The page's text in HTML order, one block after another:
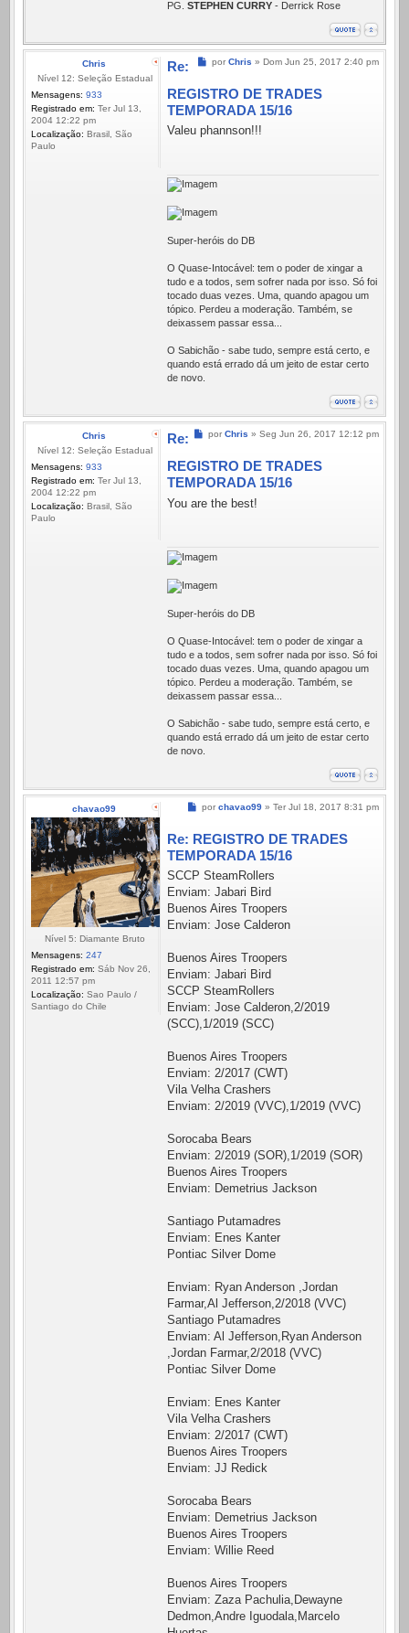
PG. STEPHEN CURRY - Derrick Rose
Chris
Nível 12: Seleção Estadual
Mensagens: 933
Registrado em: Ter Jul 13,
2004 12:22 pm
Localização: Brasil, São
Paulo
Mensagem
por Chris » Dom Jun 25, 2017 2:40 pm
Re:
REGISTRO DE TRADES
TEMPORADA 15/16
Valeu phannson!!!
Super-heróis do DB
O Quase-Intocável: tem o poder de xingar a
tudo e a todos, sem sofrer nada por isso. Só foi
tocado duas vezes. Uma, quando apagou um
tópico. Perdeu a moderação. Também, se
deixassem passar essa...
O Sabichão - sabe tudo, sempre está certo, e
quando está errado dá um jeito de estar certo
de novo.
Chris
Nível 12: Seleção Estadual
Mensagens: 933
Registrado em: Ter Jul 13,
2004 12:22 pm
Localização: Brasil, São
Paulo
Mensagem
por Chris » Seg Jun 26, 2017 12:12 pm
Re:
REGISTRO DE TRADES
TEMPORADA 15/16
You are the best!
Super-heróis do DB
O Quase-Intocável: tem o poder de xingar a
tudo e a todos, sem sofrer nada por isso. Só foi
tocado duas vezes. Uma, quando apagou um
tópico. Perdeu a moderação. Também, se
deixassem passar essa...
O Sabichão - sabe tudo, sempre está certo, e
quando está errado dá um jeito de estar certo
de novo.
chavao99
Nível 5: Diamante Bruto
Mensagens: 247
Registrado em: Sáb Nov 26,
2011 12:57 pm
Localização: Sao Paulo /
Santiago do Chile
Mensagem
por chavao99 » Ter Jul 18, 2017 8:31 pm
Re: REGISTRO DE TRADES
TEMPORADA 15/16
SCCP SteamRollers
Enviam: Jabari Bird
Buenos Aires Troopers
Enviam: Jose Calderon
Buenos Aires Troopers
Enviam: Jabari Bird
SCCP SteamRollers
Enviam: Jose Calderon,2/2019
(SCC),1/2019 (SCC)
Buenos Aires Troopers
Enviam: 2/2017 (CWT)
Vila Velha Crashers
Enviam: 2/2019 (VVC),1/2019 (VVC)
Sorocaba Bears
Enviam: 2/2019 (SOR),1/2019 (SOR)
Buenos Aires Troopers
Enviam: Demetrius Jackson
Santiago Putamadres
Enviam: Enes Kanter
Pontiac Silver Dome
Enviam: Ryan Anderson ,Jordan
Farmar,Al Jefferson,2/2018 (VVC)
Santiago Putamadres
Enviam: Al Jefferson,Ryan Anderson
,Jordan Farmar,2/2018 (VVC)
Pontiac Silver Dome
Enviam: Enes Kanter
Vila Velha Crashers
Enviam: 2/2017 (CWT)
Buenos Aires Troopers
Enviam: JJ Redick
Sorocaba Bears
Enviam: Demetrius Jackson
Buenos Aires Troopers
Enviam: Willie Reed
Buenos Aires Troopers
Enviam: Zaza Pachulia,Dewayne
Dedmon,Andre Iguodala,Marcelo